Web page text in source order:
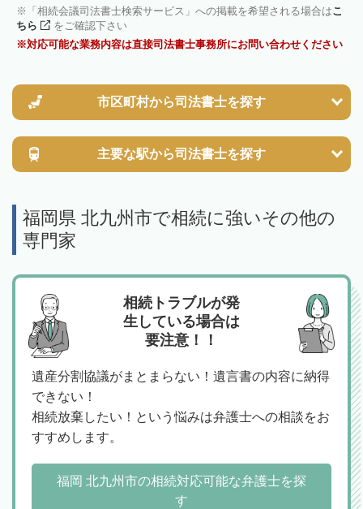
「相続会議司法書士検索サービス」への掲載を希望される場合はこ
ちら
をご確認下さい
対応可能な業務内容は直接司法書士事務所にお問い合わせください
市区町村から司法書士を探す
主要な駅から司法書士を探す
福岡県 北九州市で相続に強いその他の
専門家
相続トラブルが発
生している場合は
要注意！！
遺産分割協議がまとまらない！遺言書の内容に納得
できない！
相続放棄したい！という悩みは弁護士への相談をお
すすめします。
福岡 北九州市の相続対応可能な弁護士を探
す